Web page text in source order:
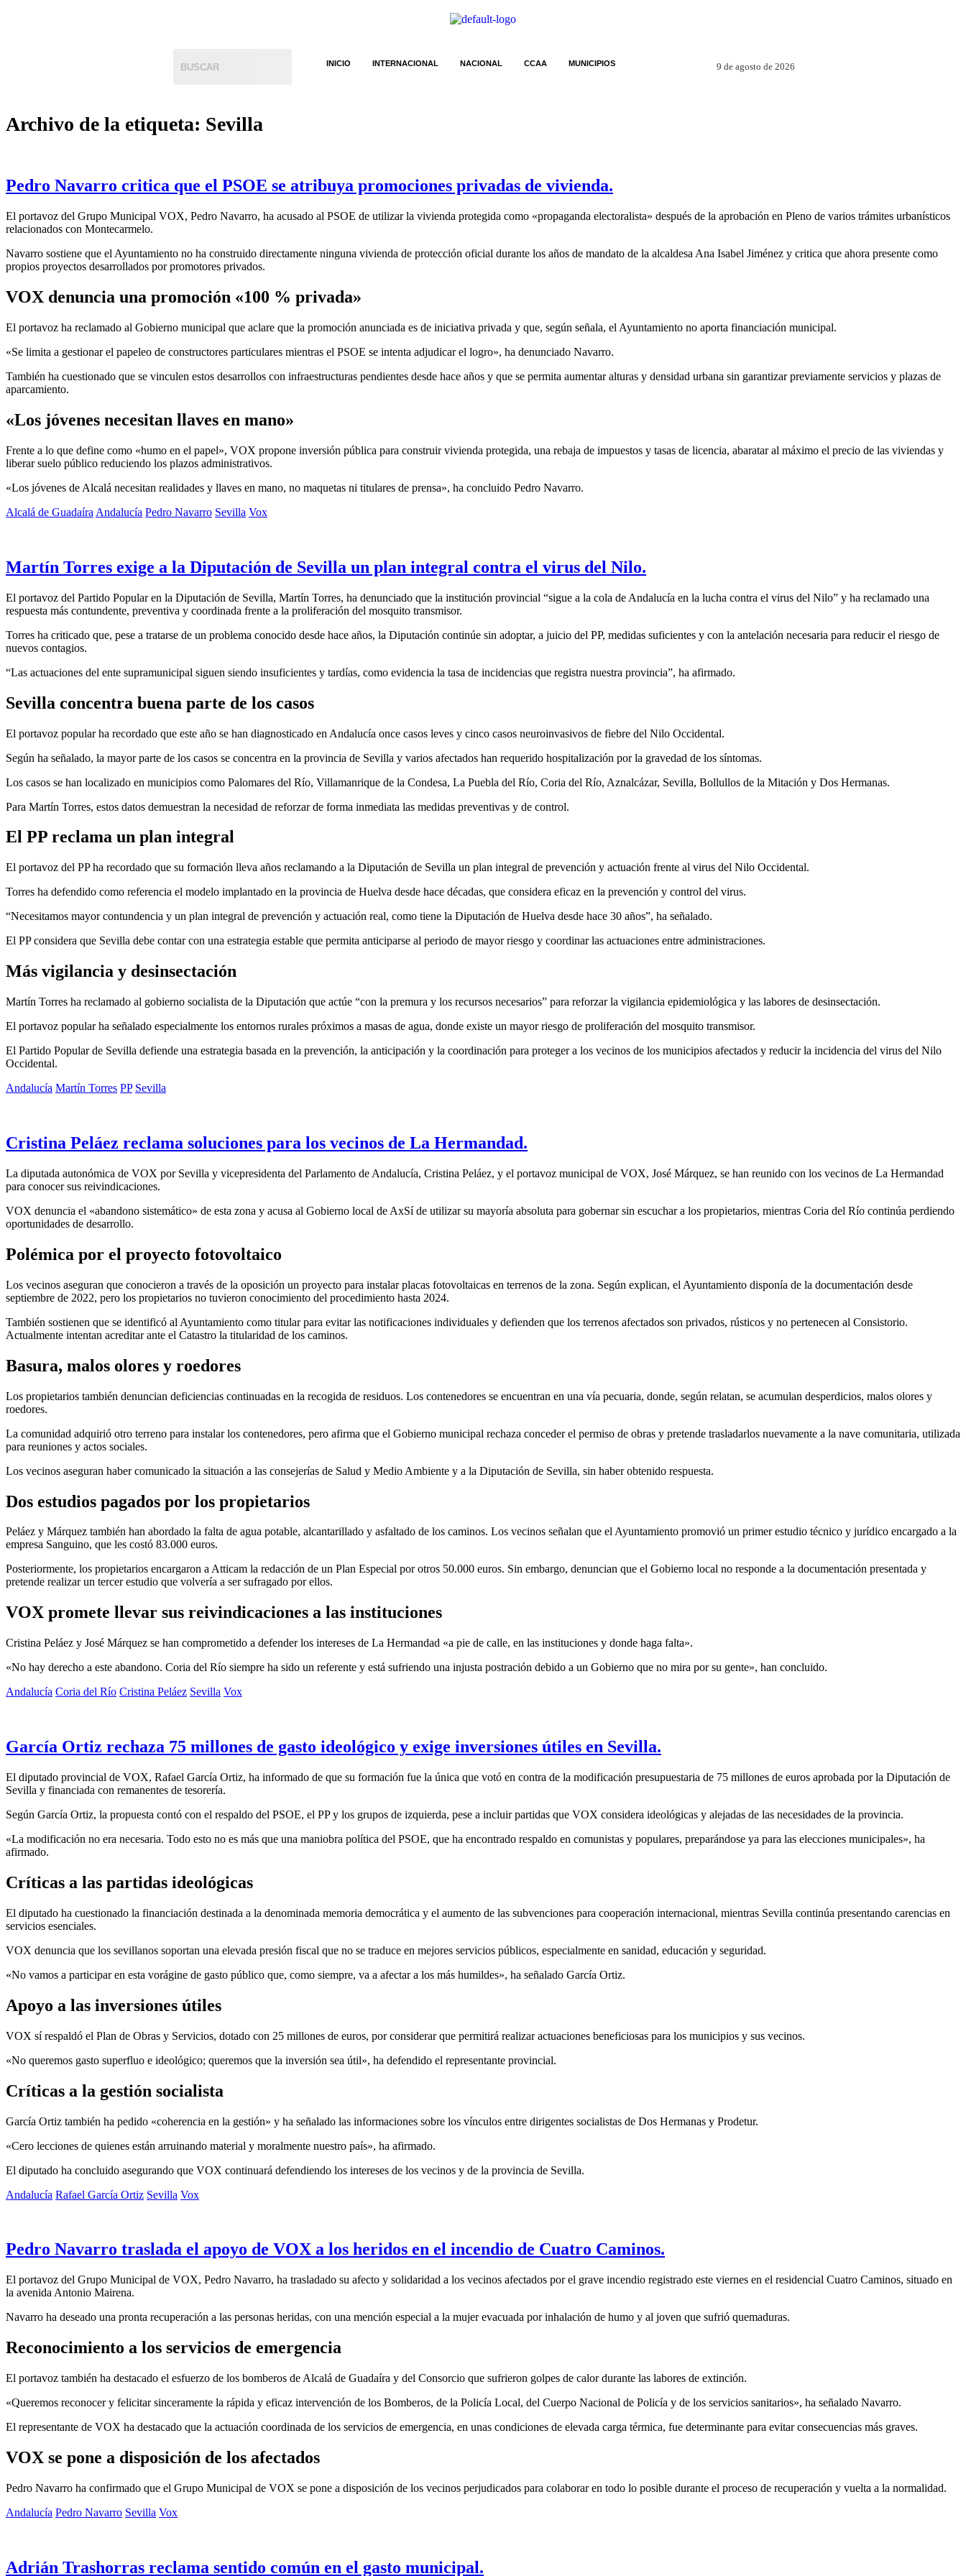
INICIO INTERNACIONAL NACIONAL CCAA MUNICIPIOS 9 de agosto de 2026
Archivo de la etiqueta: Sevilla
Pedro Navarro critica que el PSOE se atribuya promociones privadas de vivienda.
El portavoz del Grupo Municipal VOX, Pedro Navarro, ha acusado al PSOE de utilizar la vivienda protegida como «propaganda electoralista» después de la aprobación en Pleno de varios trámites urbanísticos
relacionados con Montecarmelo.
Navarro sostiene que el Ayuntamiento no ha construido directamente ninguna vivienda de protección oficial durante los años de mandato de la alcaldesa Ana Isabel Jiménez y critica que ahora presente como
propios proyectos desarrollados por promotores privados.
VOX denuncia una promoción «100 % privada»
El portavoz ha reclamado al Gobierno municipal que aclare que la promoción anunciada es de iniciativa privada y que, según señala, el Ayuntamiento no aporta financiación municipal.
«Se limita a gestionar el papeleo de constructores particulares mientras el PSOE se intenta adjudicar el logro», ha denunciado Navarro.
También ha cuestionado que se vinculen estos desarrollos con infraestructuras pendientes desde hace años y que se permita aumentar alturas y densidad urbana sin garantizar previamente servicios y plazas de
aparcamiento.
«Los jóvenes necesitan llaves en mano»
Frente a lo que define como «humo en el papel», VOX propone inversión pública para construir vivienda protegida, una rebaja de impuestos y tasas de licencia, abaratar al máximo el precio de las viviendas y
liberar suelo público reduciendo los plazos administrativos.
«Los jóvenes de Alcalá necesitan realidades y llaves en mano, no maquetas ni titulares de prensa», ha concluido Pedro Navarro.
Alcalá de Guadaíra Andalucía Pedro Navarro Sevilla Vox
Martín Torres exige a la Diputación de Sevilla un plan integral contra el virus del Nilo.
El portavoz del Partido Popular en la Diputación de Sevilla, Martín Torres, ha denunciado que la institución provincial “sigue a la cola de Andalucía en la lucha contra el virus del Nilo” y ha reclamado una
respuesta más contundente, preventiva y coordinada frente a la proliferación del mosquito transmisor.
Torres ha criticado que, pese a tratarse de un problema conocido desde hace años, la Diputación continúe sin adoptar, a juicio del PP, medidas suficientes y con la antelación necesaria para reducir el riesgo de
nuevos contagios.
“Las actuaciones del ente supramunicipal siguen siendo insuficientes y tardías, como evidencia la tasa de incidencias que registra nuestra provincia”, ha afirmado.
Sevilla concentra buena parte de los casos
El portavoz popular ha recordado que este año se han diagnosticado en Andalucía once casos leves y cinco casos neuroinvasivos de fiebre del Nilo Occidental.
Según ha señalado, la mayor parte de los casos se concentra en la provincia de Sevilla y varios afectados han requerido hospitalización por la gravedad de los síntomas.
Los casos se han localizado en municipios como Palomares del Río, Villamanrique de la Condesa, La Puebla del Río, Coria del Río, Aznalcázar, Sevilla, Bollullos de la Mitación y Dos Hermanas.
Para Martín Torres, estos datos demuestran la necesidad de reforzar de forma inmediata las medidas preventivas y de control.
El PP reclama un plan integral
El portavoz del PP ha recordado que su formación lleva años reclamando a la Diputación de Sevilla un plan integral de prevención y actuación frente al virus del Nilo Occidental.
Torres ha defendido como referencia el modelo implantado en la provincia de Huelva desde hace décadas, que considera eficaz en la prevención y control del virus.
“Necesitamos mayor contundencia y un plan integral de prevención y actuación real, como tiene la Diputación de Huelva desde hace 30 años”, ha señalado.
El PP considera que Sevilla debe contar con una estrategia estable que permita anticiparse al periodo de mayor riesgo y coordinar las actuaciones entre administraciones.
Más vigilancia y desinsectación
Martín Torres ha reclamado al gobierno socialista de la Diputación que actúe “con la premura y los recursos necesarios” para reforzar la vigilancia epidemiológica y las labores de desinsectación.
El portavoz popular ha señalado especialmente los entornos rurales próximos a masas de agua, donde existe un mayor riesgo de proliferación del mosquito transmisor.
El Partido Popular de Sevilla defiende una estrategia basada en la prevención, la anticipación y la coordinación para proteger a los vecinos de los municipios afectados y reducir la incidencia del virus del Nilo
Occidental.
Andalucía Martín Torres PP Sevilla
Cristina Peláez reclama soluciones para los vecinos de La Hermandad.
La diputada autonómica de VOX por Sevilla y vicepresidenta del Parlamento de Andalucía, Cristina Peláez, y el portavoz municipal de VOX, José Márquez, se han reunido con los vecinos de La Hermandad
para conocer sus reivindicaciones.
VOX denuncia el «abandono sistemático» de esta zona y acusa al Gobierno local de AxSí de utilizar su mayoría absoluta para gobernar sin escuchar a los propietarios, mientras Coria del Río continúa perdiendo
oportunidades de desarrollo.
Polémica por el proyecto fotovoltaico
Los vecinos aseguran que conocieron a través de la oposición un proyecto para instalar placas fotovoltaicas en terrenos de la zona. Según explican, el Ayuntamiento disponía de la documentación desde
septiembre de 2022, pero los propietarios no tuvieron conocimiento del procedimiento hasta 2024.
También sostienen que se identificó al Ayuntamiento como titular para evitar las notificaciones individuales y defienden que los terrenos afectados son privados, rústicos y no pertenecen al Consistorio.
Actualmente intentan acreditar ante el Catastro la titularidad de los caminos.
Basura, malos olores y roedores
Los propietarios también denuncian deficiencias continuadas en la recogida de residuos. Los contenedores se encuentran en una vía pecuaria, donde, según relatan, se acumulan desperdicios, malos olores y
roedores.
La comunidad adquirió otro terreno para instalar los contenedores, pero afirma que el Gobierno municipal rechaza conceder el permiso de obras y pretende trasladarlos nuevamente a la nave comunitaria, utilizada
para reuniones y actos sociales.
Los vecinos aseguran haber comunicado la situación a las consejerías de Salud y Medio Ambiente y a la Diputación de Sevilla, sin haber obtenido respuesta.
Dos estudios pagados por los propietarios
Peláez y Márquez también han abordado la falta de agua potable, alcantarillado y asfaltado de los caminos. Los vecinos señalan que el Ayuntamiento promovió un primer estudio técnico y jurídico encargado a la
empresa Sanguino, que les costó 83.000 euros.
Posteriormente, los propietarios encargaron a Atticam la redacción de un Plan Especial por otros 50.000 euros. Sin embargo, denuncian que el Gobierno local no responde a la documentación presentada y
pretende realizar un tercer estudio que volvería a ser sufragado por ellos.
VOX promete llevar sus reivindicaciones a las instituciones
Cristina Peláez y José Márquez se han comprometido a defender los intereses de La Hermandad «a pie de calle, en las instituciones y donde haga falta».
«No hay derecho a este abandono. Coria del Río siempre ha sido un referente y está sufriendo una injusta postración debido a un Gobierno que no mira por su gente», han concluido.
Andalucía Coria del Río Cristina Peláez Sevilla Vox
García Ortiz rechaza 75 millones de gasto ideológico y exige inversiones útiles en Sevilla.
El diputado provincial de VOX, Rafael García Ortiz, ha informado de que su formación fue la única que votó en contra de la modificación presupuestaria de 75 millones de euros aprobada por la Diputación de
Sevilla y financiada con remanentes de tesorería.
Según García Ortiz, la propuesta contó con el respaldo del PSOE, el PP y los grupos de izquierda, pese a incluir partidas que VOX considera ideológicas y alejadas de las necesidades de la provincia.
«La modificación no era necesaria. Todo esto no es más que una maniobra política del PSOE, que ha encontrado respaldo en comunistas y populares, preparándose ya para las elecciones municipales», ha
afirmado.
Críticas a las partidas ideológicas
El diputado ha cuestionado la financiación destinada a la denominada memoria democrática y el aumento de las subvenciones para cooperación internacional, mientras Sevilla continúa presentando carencias en
servicios esenciales.
VOX denuncia que los sevillanos soportan una elevada presión fiscal que no se traduce en mejores servicios públicos, especialmente en sanidad, educación y seguridad.
«No vamos a participar en esta vorágine de gasto público que, como siempre, va a afectar a los más humildes», ha señalado García Ortiz.
Apoyo a las inversiones útiles
VOX sí respaldó el Plan de Obras y Servicios, dotado con 25 millones de euros, por considerar que permitirá realizar actuaciones beneficiosas para los municipios y sus vecinos.
«No queremos gasto superfluo e ideológico; queremos que la inversión sea útil», ha defendido el representante provincial.
Críticas a la gestión socialista
García Ortiz también ha pedido «coherencia en la gestión» y ha señalado las informaciones sobre los vínculos entre dirigentes socialistas de Dos Hermanas y Prodetur.
«Cero lecciones de quienes están arruinando material y moralmente nuestro país», ha afirmado.
El diputado ha concluido asegurando que VOX continuará defendiendo los intereses de los vecinos y de la provincia de Sevilla.
Andalucía Rafael García Ortiz Sevilla Vox
Pedro Navarro traslada el apoyo de VOX a los heridos en el incendio de Cuatro Caminos.
El portavoz del Grupo Municipal de VOX, Pedro Navarro, ha trasladado su afecto y solidaridad a los vecinos afectados por el grave incendio registrado este viernes en el residencial Cuatro Caminos, situado en
la avenida Antonio Mairena.
Navarro ha deseado una pronta recuperación a las personas heridas, con una mención especial a la mujer evacuada por inhalación de humo y al joven que sufrió quemaduras.
Reconocimiento a los servicios de emergencia
El portavoz también ha destacado el esfuerzo de los bomberos de Alcalá de Guadaíra y del Consorcio que sufrieron golpes de calor durante las labores de extinción.
«Queremos reconocer y felicitar sinceramente la rápida y eficaz intervención de los Bomberos, de la Policía Local, del Cuerpo Nacional de Policía y de los servicios sanitarios», ha señalado Navarro.
El representante de VOX ha destacado que la actuación coordinada de los servicios de emergencia, en unas condiciones de elevada carga térmica, fue determinante para evitar consecuencias más graves.
VOX se pone a disposición de los afectados
Pedro Navarro ha confirmado que el Grupo Municipal de VOX se pone a disposición de los vecinos perjudicados para colaborar en todo lo posible durante el proceso de recuperación y vuelta a la normalidad.
Andalucía Pedro Navarro Sevilla Vox
Adrián Trashorras reclama sentido común en el gasto municipal.